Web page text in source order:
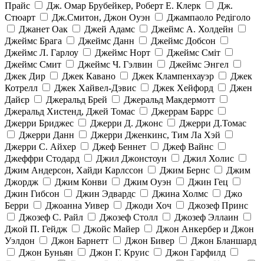
Прайс
Дж. Омар Брубейкер, Роберт Е. Клерк
Дж.
Стюарт
Дж.Смитон, Джон Оуэн
Джампаоло Редіголо
Джанет Оак
Джей Адамс
Джеймс А. Холдейн
Джеймс Брага
Джеймс Данн
Джеймс Добсон
Джеймс Л. Гарлоу
Джеймс Норт
Джеймс Сміт
Джеймс Смит
Джеймс Ч. Гэлвин
Джеймс Энгел
Джек Дир
Джек Кавано Джек Клампенхауэр
Джек
Котрелл
Джек Хайвел-Дэвис Джек Хейфорд
Джен
Дайєр
Джеральд Брей
Джеральд Макдермотт
Джеральд Хистенд, Джей Томас
Джеррам Баррс
Джерри Бриджес
Джерри Д. Джонс
Джерри Д.Томас
Джерри Данн
Джерри Дженкинс, Тим Ла Хэй
Джерри С. Айхер
Джеф Беннет
Джеф Вайнс
Джеффри Стодард
Джил Джонстоун
Джил Холис
Джим Андерсон, Хайди Карлссон
Джим Бернс
Джим
Джордж
Джим Конви Джим Оуэн
Джин Гец
Джин Гибсон
Джин Эдвардс Джина Холмс
Джо
Берри
Джоанна Уивер Джоди Хоч
Джозеф Принс
Джозеф С. Райл
Джозеф Столл
Джозеф Эллаин
Джой П. Гейдж
Джойс Майер
Джон Анкербер и Джон
Уэлдон
Джон Барнетт Джон Бивер
Джон Бланшард
Джон Буньян
Джон Г. Круис
Джон Гарфилд